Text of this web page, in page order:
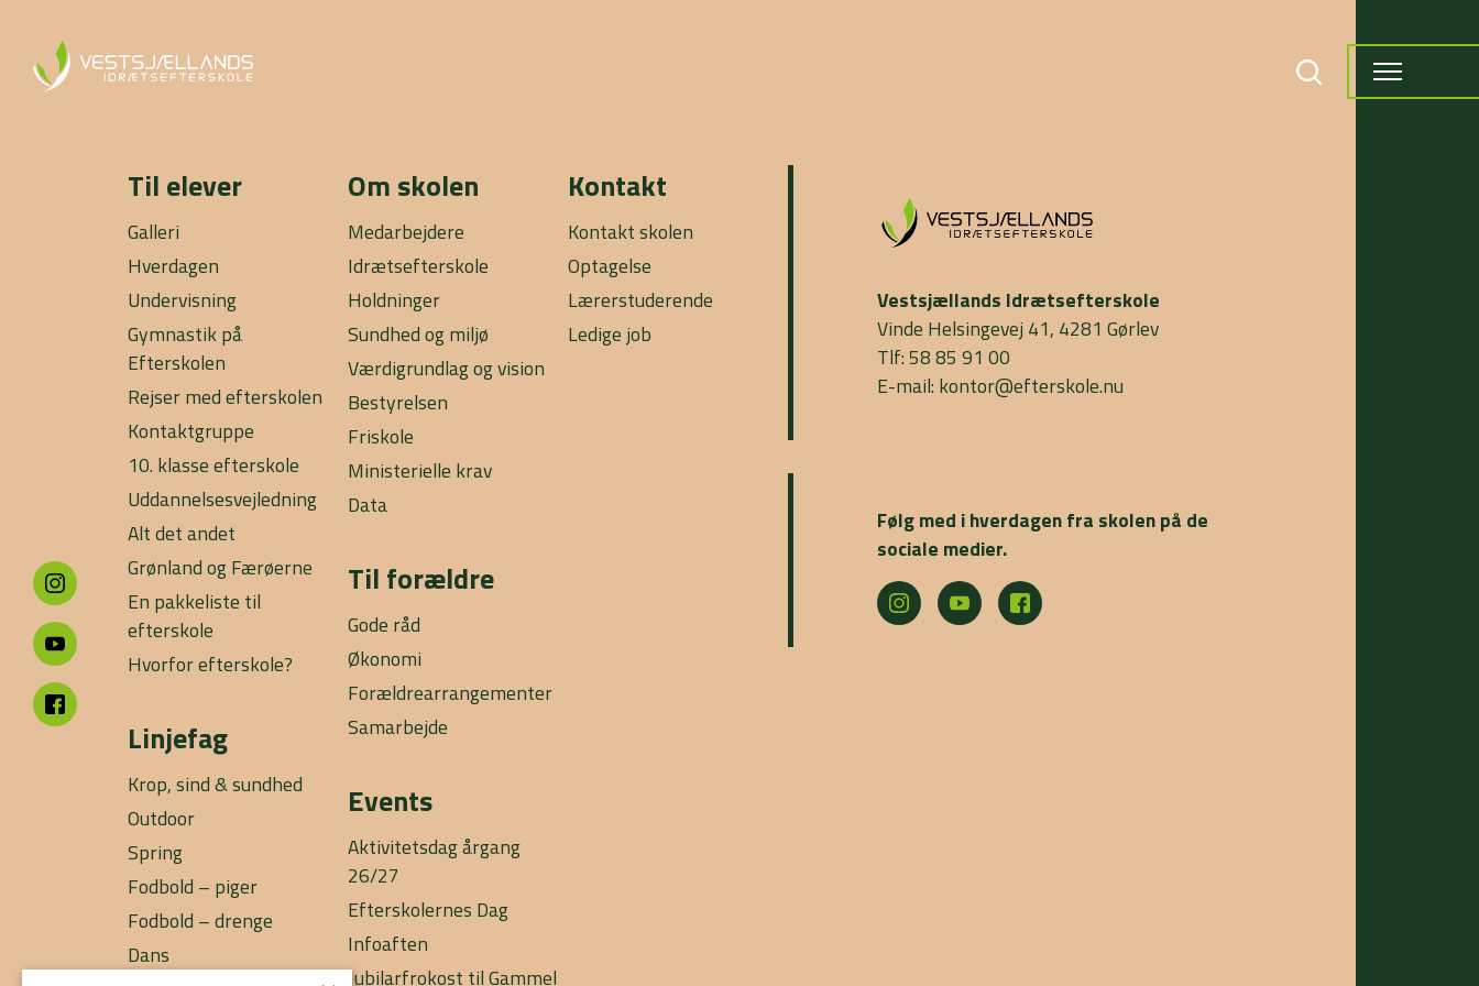
Til elever
Galleri
Hverdagen
Undervisning
Gymnastik på
Efterskolen
Rejser med efterskolen
Kontaktgruppe
10. klasse efterskole
Uddannelsesvejledning
Alt det andet
Grønland og Færøerne
En pakkeliste til
efterskole
Hvorfor efterskole?
Linjefag
Krop, sind & sundhed
Outdoor
Spring
Fodbold – piger
Fodbold – drenge
Dans
Om skolen
Medarbejdere
Idrætsefterskole
Holdninger
Sundhed og miljø
Værdigrundlag og vision
Bestyrelsen
Friskole
Ministerielle krav
Data
Til forældre
Gode råd
Økonomi
Forældrearrangementer
Samarbejde
Events
Aktivitetsdag årgang
26/27
Efterskolernes Dag
Infoaften
Jubilarfrokost til Gammel
Kontakt
Kontakt skolen
Optagelse
Lærerstuderende
Ledige job
Vestsjællands Idrætsefterskole
Vinde Helsingevej 41, 4281 Gørlev
Tlf: 58 85 91 00
E-mail: kontor@efterskole.nu
Følg med i hverdagen fra skolen på de
sociale medier.